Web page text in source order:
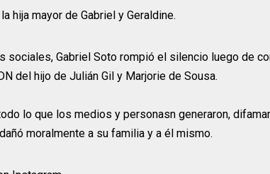
sociales, Gabriel Soto rompió el silencio luego de
del hijo de Julián Gil y Marjorie de Sousa.
lo que los medios y personasn generaron,
moralmente a su familia y a él mismo.